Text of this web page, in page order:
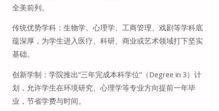
全美前列。
传统优势学科：生物学、心理学、工商管理、戏剧等学科底
蕴深厚，为学生进入医疗、科研、商业或艺术领域打下坚实
基础。
创新学制：学院推出“三年完成本科学位”（Degree in 3）计
划，允许学生在环境研究、心理学等专业方向提前一年毕
业，节省学费与时间。